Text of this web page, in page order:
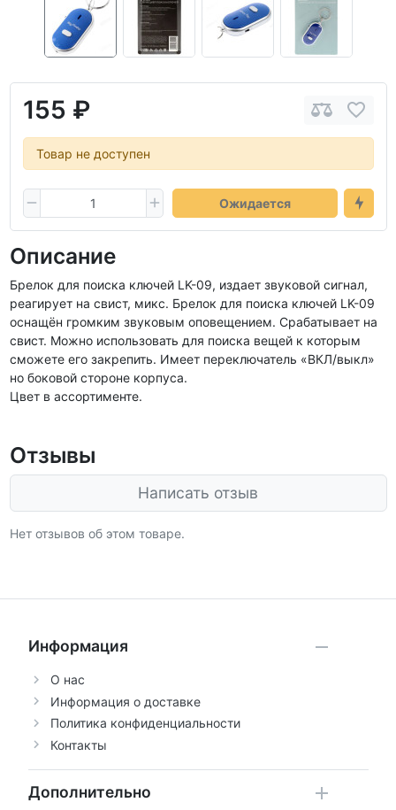
155 ₽
Товар не доступен
Ожидается
Описание
Брелок для поиска ключей LK-09, издает звуковой сигнал,
реагирует на свист, микс. Брелок для поиска ключей LK-09
оснащён громким звуковым оповещением. Срабатывает на
свист. Можно использовать для поиска вещей к которым
сможете его закрепить. Имеет переключатель «ВКЛ/выкл»
но боковой стороне корпуса.
Цвет в ассортименте.
Отзывы
Написать отзыв
Нет отзывов об этом товаре.
Информация
О нас
Информация о доставке
Политика конфиденциальности
Контакты
Дополнительно